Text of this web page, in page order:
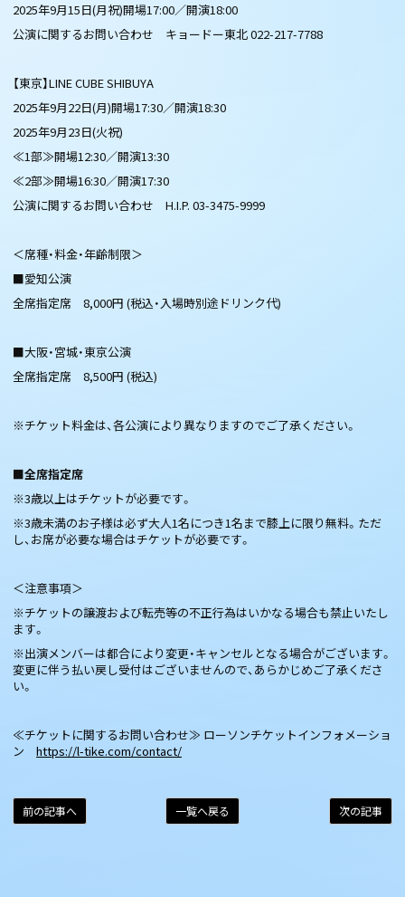
2025年9月15日(月祝)開場17:00／開演18:00
公演に関するお問い合わせ キョードー東北 022-217-7788
【東京】LINE CUBE SHIBUYA
2025年9月22日(月)開場17:30／開演18:30
2025年9月23日(火祝)
≪1部≫開場12:30／開演13:30
≪2部≫開場16:30／開演17:30
公演に関するお問い合わせ H.I.P. 03-3475-9999
＜席種・料金・年齢制限＞
■愛知公演
全席指定席 8,000円 (税込・入場時別途ドリンク代)
■大阪・宮城・東京公演
全席指定席 8,500円 (税込)
※チケット料金は、各公演により異なりますのでご了承ください。
■全席指定席
※3歳以上はチケットが必要です。
※3歳未満のお子様は必ず大人1名につき1名まで膝上に限り無料。ただ
し、お席が必要な場合はチケットが必要です。
＜注意事項＞
※チケットの譲渡および転売等の不正行為はいかなる場合も禁止いたし
ます。
※出演メンバーは都合により変更・キャンセルとなる場合がございます。
変更に伴う払い戻し受付はございませんので、あらかじめご了承くださ
い。
≪チケットに関するお問い合わせ≫ ローソンチケットインフォメーショ
ン https://l-tike.com/contact/
次の記事
一覧へ戻る
前の記事へ